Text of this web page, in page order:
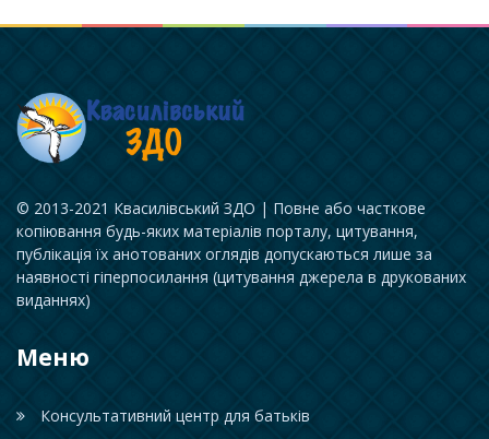
© 2013-2021 Квасилівський ЗДО | Повне або часткове
копіювання будь-яких матеріалів порталу, цитування,
публікація їх анотованих оглядів допускаються лише за
наявності гіперпосилання (цитування джерела в друкованих
виданнях)
Меню
Консультативний центр для батьків